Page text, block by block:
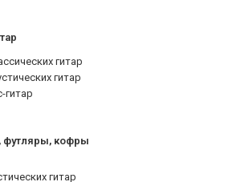
гитар
гитар
гитар
футляры, кофры
гитар